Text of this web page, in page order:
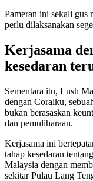
Pameran ini sekali gus
perlu dilaksanakan
Kerjasama
kesedaran
Sementara itu, Lush
dengan Coralku,
bukan berasaskan
dan pemuliharaan.
Kerjasama ini
tahap kesedaran
Malaysia dengan
sekitar Pulau Lang